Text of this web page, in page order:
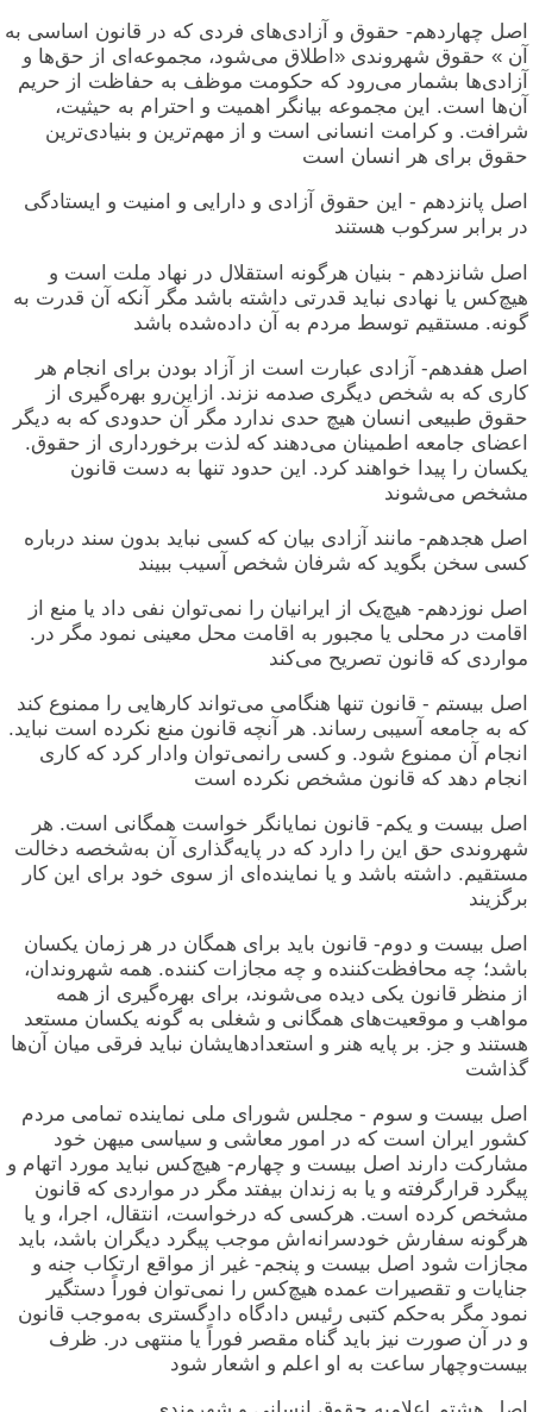
اصل چهاردهم- حقوق و آزادی‌های فردی که در قانون اساسی به
آن » حقوق شهروندی «اطلاق می‌شود، مجموعه‌ای از حق‌ها و
آزادی‌ها بشمار می‌رود که حکومت موظف به حفاظت از حریم
آن‌ها است. این مجموعه بیانگر اهمیت و احترام به حیثیت،
شرافت. و کرامت انسانی است و از مهم‌ترین و بنیادی‌ترین
حقوق برای هر انسان است
اصل پانزدهم - این حقوق آزادی و دارایی و امنیت و ایستادگی
در برابر سرکوب هستند
اصل شانزدهم - بنیان هرگونه استقلال در نهاد ملت است و
هیچ‌کس یا نهادی نباید قدرتی داشته باشد مگر آنکه آن قدرت به
گونه. مستقیم توسط مردم به آن داده‌شده باشد
اصل هفدهم- آزادی عبارت است از آزاد بودن برای انجام هر
کاری که به شخص دیگری صدمه نزند. ازاین‌رو بهره‌گیری از
حقوق طبیعی انسان هیچ حدی ندارد مگر آن حدودی که به دیگر
اعضای جامعه اطمینان می‌دهند که لذت برخورداری از حقوق.
یکسان را پیدا خواهند کرد. این حدود تنها به دست قانون
مشخص می‌شوند
اصل هجدهم- مانند آزادی بیان که کسی نباید بدون سند درباره
کسی سخن بگوید که شرفان شخص آسیب ببیند
اصل نوزدهم- هیچ‌یک از ایرانیان را نمی‌توان نفی داد یا منع از
اقامت در محلی یا مجبور به اقامت محل معینی نمود مگر در.
مواردی که قانون تصریح می‌کند
اصل بیستم - قانون تنها هنگامی می‌تواند کارهایی را ممنوع کند
که به جامعه آسیبی رساند. هر آنچه قانون منع نکرده است نباید.
انجام آن ممنوع شود. و کسی رانمی‌توان وادار کرد که کاری
انجام دهد که قانون مشخص نکرده است
اصل بیست و یکم- قانون نمایانگر خواست همگانی است. هر
شهروندی حق این را دارد که در پایه‌گذاری آن به‌شخصه دخالت
مستقیم. داشته باشد و یا نماینده‌ای از سوی خود برای این کار
برگزیند
اصل بیست و دوم- قانون باید برای همگان در هر زمان یکسان
باشد؛ چه محافظت‌کننده و چه مجازات کننده. همه شهروندان،
از منظر قانون یکی دیده می‌شوند، برای بهره‌گیری از همه
مواهب و موقعیت‌های همگانی و شغلی به گونه یکسان مستعد
هستند و جز. بر پایه هنر و استعدادهایشان نباید فرقی میان آن‌ها
گذاشت
اصل بیست و سوم - مجلس شورای ملی نماینده تمامی مردم
کشور ایران است که در امور معاشی و سیاسی میهن خود
مشارکت دارند اصل بیست و چهارم- هیچ‌کس نباید مورد اتهام و
پیگرد قرارگرفته و یا به زندان بیفتد مگر در مواردی که قانون
مشخص کرده است. هرکسی که درخواست، انتقال، اجرا، و یا
هرگونه سفارش خودسرانه‌اش موجب پیگرد دیگران باشد، باید
مجازات شود اصل بیست و پنجم- غیر از مواقع ارتکاب جنه و
جنایات و تقصیرات عمده هیچ‌کس را نمی‌توان فوراً دستگیر
نمود مگر به‌حکم کتبی رئیس دادگاه دادگستری به‌موجب قانون
و در آن صورت نیز باید گناه مقصر فوراً یا منتهی در. ظرف
بیست‌وچهار ساعت به او اعلم و اشعار شود